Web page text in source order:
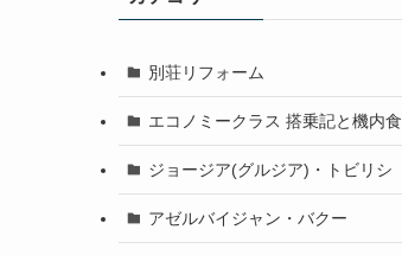
別荘リフォーム
エコノミークラス 搭乗記と機内食
ジョージア(グルジア)・トビリシ
アゼルバイジャン・バクー